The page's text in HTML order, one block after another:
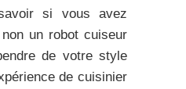
si vous avez
un robot cuiseur
de votre style
de cuisinier